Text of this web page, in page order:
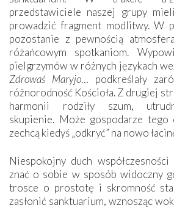
przedstawiciele naszej grupy
prowadzić fragment modlitwy. W
pozostanie z pewnością
różańcowym spotkaniom.
pielgrzymów w różnych językach
Zdrowaś Maryjo… podkreślały
różnorodność Kościoła. Z drugiej
harmonii rodziły szum,
skupienie. Może gospodarze tego
zechcą kiedyś „odkryć” na nowo
Niespokojny duch
znać o sobie w sposób widoczny
trosce o prostotę i skromność
zasłonić sanktuarium, wznosząc